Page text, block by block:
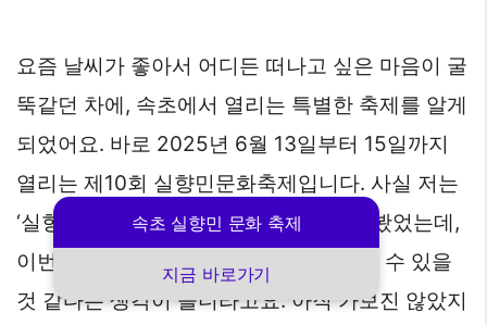
속초 실향민 문화 축제
지금 바로가기
요즘 날씨가 좋아서 어디든 떠나고 싶은 마음이 굴
뚝같던 차에, 속초에서 열리는 특별한 축제를 알게
되었어요. 바로 2025년 6월 13일부터 15일까지
열리는 제10회 실향민문화축제입니다. 사실 저는
‘실향민’이라는 단어를 뉴스에서만 접해봤었는데,
이번 축제를 통해 좀 더 가까이 이해해볼 수 있을
것 같다는 생각이 들더라고요. 아직 가보진 않았지